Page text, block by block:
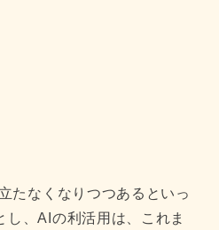
たなくなりつつあるといっ
、AIの利活用は、これま